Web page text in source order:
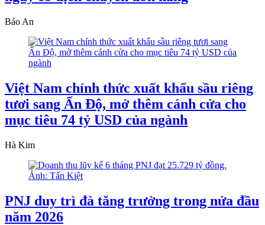
Bảo An
Việt Nam chính thức xuất khẩu sầu riêng
tươi sang Ấn Độ, mở thêm cánh cửa cho
mục tiêu 74 tỷ USD của ngành
Hà Kim
PNJ duy trì đà tăng trưởng trong nửa đầu
năm 2026